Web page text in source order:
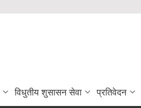
विधुतीय शुसासन सेवा प्रतिवेदन